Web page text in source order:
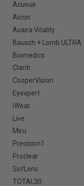
Acuvue
Alcon
Avaira Vitality
Bausch + Lomb ULTRA
Biomedics
Clariti
CooperVision
Eyexpert
iWear
Live
Miru
Precision1
Proclear
SofLens
TOTAL30